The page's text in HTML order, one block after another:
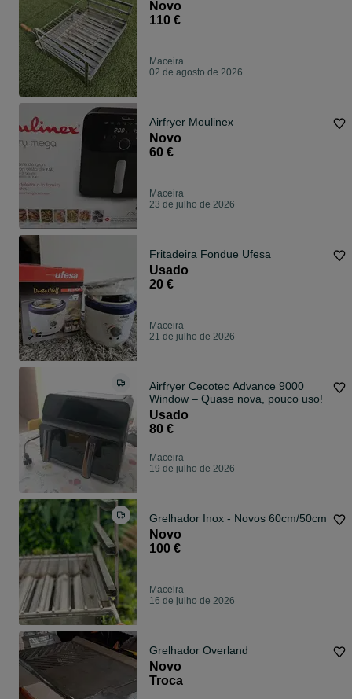
Novo
110 €
Maceira
02 de agosto de 2026
Airfryer Moulinex
Novo
60 €
Maceira
23 de julho de 2026
Fritadeira Fondue Ufesa
Usado
20 €
Maceira
21 de julho de 2026
Airfryer Cecotec Advance 9000
Window – Quase nova, pouco uso!
Usado
80 €
Maceira
19 de julho de 2026
Grelhador Inox - Novos 60cm/50cm
Novo
100 €
Maceira
16 de julho de 2026
Grelhador Overland
Novo
Troca